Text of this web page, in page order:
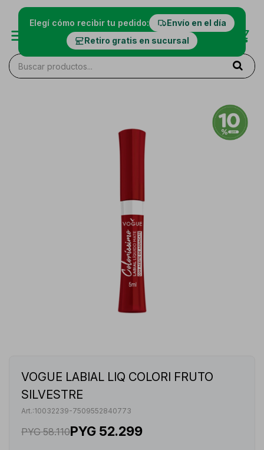
Elegí cómo recibir tu pedido:
Envío en el día
Retiro gratis en sucursal
VOGUE LABIAL LIQ COLORI FRUTO
SILVESTRE
10032239-7509552840773
PYG 58.110PYG 52.299